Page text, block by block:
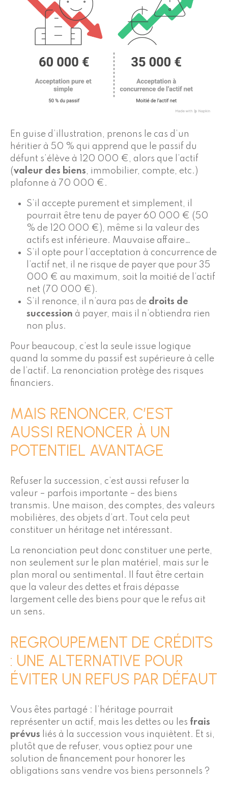
En guise d’illustration, prenons le cas d’un
héritier à 50 % qui apprend que le passif du
défunt s’élève à 120 000 €, alors que l’actif
(valeur des biens, immobilier, compte, etc.)
plafonne à 70 000 €.
S’il accepte purement et simplement, il
pourrait être tenu de payer 60 000 € (50
% de 120 000 €), même si la valeur des
actifs est inférieure. Mauvaise affaire…
S’il opte pour l’acceptation à concurrence de
l’actif net, il ne risque de payer que pour 35
000 € au maximum, soit la moitié de l’actif
net (70 000 €).
S’il renonce, il n’aura pas de droits de
succession à payer, mais il n’obtiendra rien
non plus.
Pour beaucoup, c’est la seule issue logique
quand la somme du passif est supérieure à celle
de l’actif. La renonciation protège des risques
financiers.
MAIS RENONCER, C’EST
AUSSI RENONCER À UN
POTENTIEL AVANTAGE
Refuser la succession, c’est aussi refuser la
valeur – parfois importante – des biens
transmis. Une maison, des comptes, des valeurs
mobilières, des objets d’art. Tout cela peut
constituer un héritage net intéressant.
La renonciation peut donc constituer une perte,
non seulement sur le plan matériel, mais sur le
plan moral ou sentimental. Il faut être certain
que la valeur des dettes et frais dépasse
largement celle des biens pour que le refus ait
un sens.
REGROUPEMENT DE CRÉDITS
: UNE ALTERNATIVE POUR
ÉVITER UN REFUS PAR DÉFAUT
Vous êtes partagé : l’héritage pourrait
représenter un actif, mais les dettes ou les frais
prévus liés à la succession vous inquiètent. Et si,
plutôt que de refuser, vous optiez pour une
solution de financement pour honorer les
obligations sans vendre vos biens personnels ?